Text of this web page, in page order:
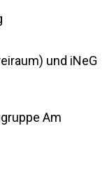
und iNeG
Am